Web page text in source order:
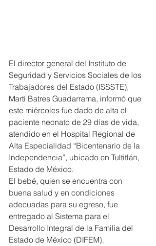
El director general del Instituto de
Seguridad y Servicios Sociales de los
Trabajadores del Estado (ISSSTE),
Martí Batres Guadarrama, informó que
este miércoles fue dado de alta el
paciente neonato de 29 días de vida,
atendido en el Hospital Regional de
Alta Especialidad “Bicentenario de la
Independencia”, ubicado en Tultitlán,
Estado de México.
El bebé, quien se encuentra con
buena salud y en condiciones
adecuadas para su egreso, fue
entregado al Sistema para el
Desarrollo Integral de la Familia del
Estado de México (DIFEM),